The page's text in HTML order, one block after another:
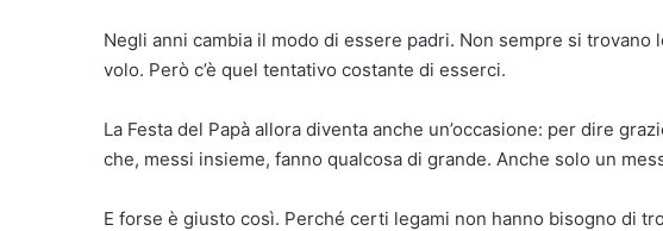
Negli anni cambia il modo di essere padri. Non sempre si
volo. Però c’è quel tentativo costante di esserci.
La Festa del Papà allora diventa anche un’occasione: per dire
che, messi insieme, fanno qualcosa di grande. Anche solo un
E forse è giusto così. Perché certi legami non hanno bisogno di